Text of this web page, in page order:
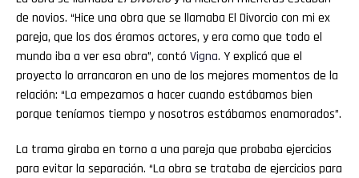
de novios. “Hice una obra que se llamaba El Divorcio con mi ex
pareja, que los dos éramos actores, y era como que todo el
mundo iba a ver esa obra”, contó Vigna. Y explicó que el
proyecto lo arrancaron en uno de los mejores momentos de la
relación: “La empezamos a hacer cuando estábamos bien
porque teníamos tiempo y nosotros estábamos enamorados”.
La trama giraba en torno a una pareja que probaba ejercicios
para evitar la separación. “La obra se trataba de ejercicios para